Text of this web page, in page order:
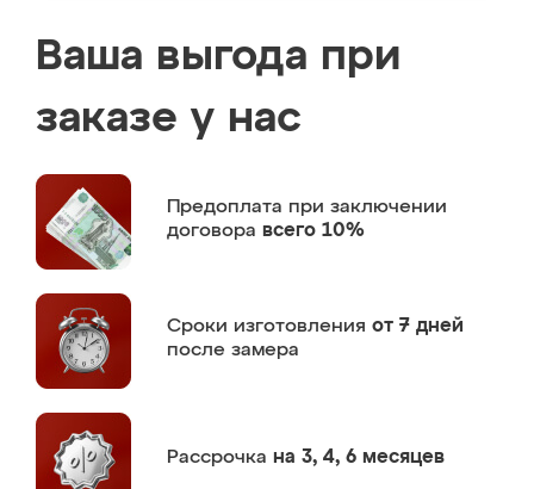
Ваша выгода при
заказе у нас
Предоплата при заключении
договора всего 10%
Сроки изготовления от 7 дней
после замера
Рассрочка на 3, 4, 6 месяцев